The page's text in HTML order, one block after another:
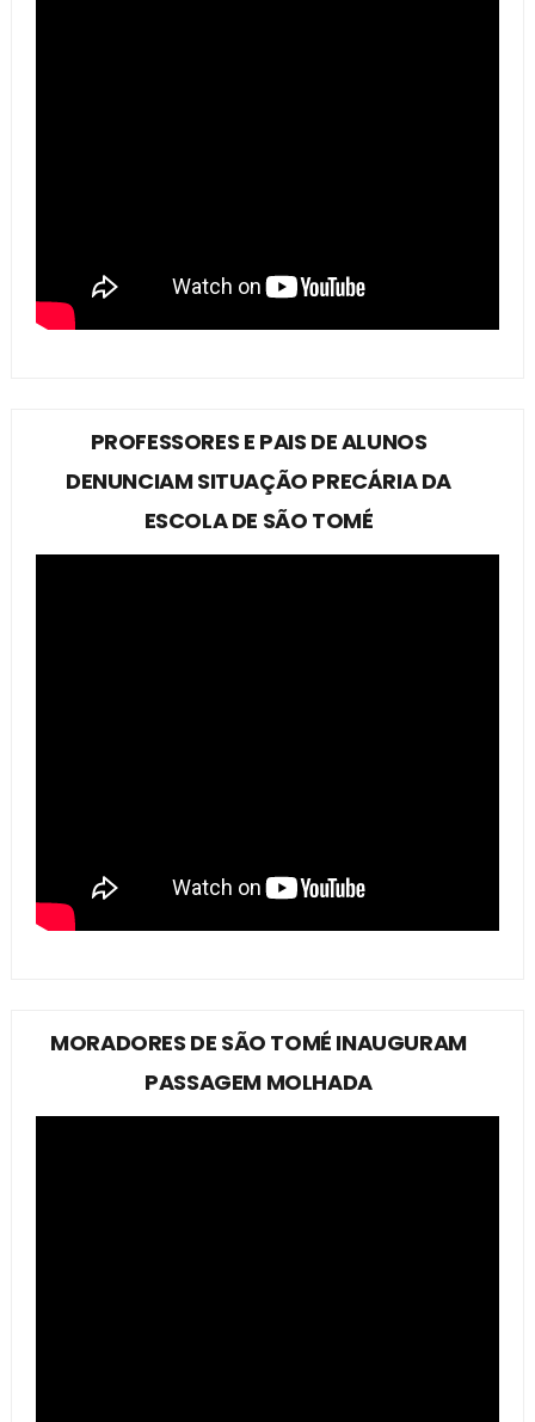
PROFESSORES E PAIS DE ALUNOS
DENUNCIAM SITUAÇÃO PRECÁRIA DA
ESCOLA DE SÃO TOMÉ
MORADORES DE SÃO TOMÉ INAUGURAM
PASSAGEM MOLHADA